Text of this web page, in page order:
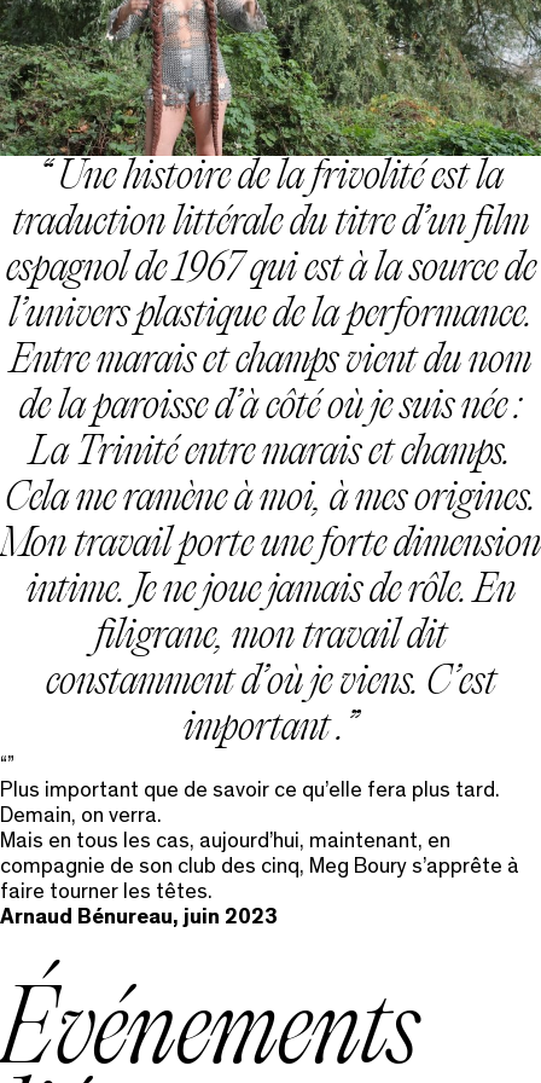
Une histoire de la frivolitéest la
traduction littérale du titre d’un film
espagnol de 1967 qui est à la source de
l’univers plastique de la performance.
Entre marais et champs vient du nom
de la paroisse d’à côté où je suis née :
La Trinité entre marais et champs.
Cela me ramène à moi, à mes origines.
Mon travail porte une forte dimension
intime. Je ne joue jamais de rôle. En
filigrane, mon travail dit
constamment d’où je viens. C’est
important .
Plus important que de savoir ce qu’elle fera plus tard.
Demain, on verra.
Mais en tous les cas, aujourd’hui, maintenant, en
compagnie de son club des cinq, Meg Boury s’apprête à
faire tourner les têtes.
Arnaud Bénureau, juin 2023
Événements